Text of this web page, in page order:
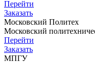
Перейти
Заказать
Московский Политех
Московский
Перейти
Заказать
МПГУ